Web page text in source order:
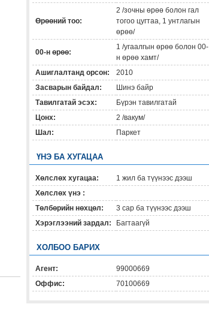
Өрөөний тоо:
2 /зочны өрөө болон гал
тогоо цугтаа, 1 унтлагын
өрөө/
00-н өрөө:
1 /угаалгын өрөө болон 00-
н өрөө хамт/
Ашиглалтанд орсон:
2010
Засварын байдал:
Шинэ байр
Тавилгатай эсэх:
Бүрэн тавилгатай
Цонх:
2 /вакум/
Шал:
Паркет
ҮНЭ БА ХУГАЦАА
Хөлслөх хугацаа:
1 жил ба түүнээс дээш
Хөлслөх үнэ :
Төлбөрийн нөхцөл:
3 сар ба түүнээс дээш
Хэрэглээний зардал:
Багтаагүй
ХОЛБОО БАРИХ
Агент:
99000669
Оффис:
70100669